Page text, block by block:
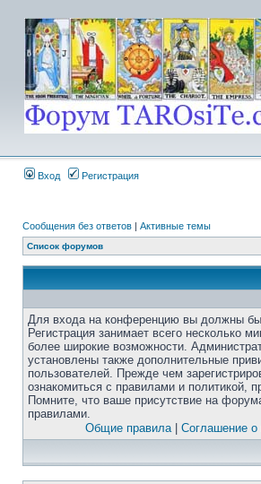
Вход Регистрация
Сообщения без ответов | Активные темы
Список форумов
Для входа на конференцию вы должны
Регистрация занимает всего несколько
более широкие возможности.
установлены также дополнительные
пользователей. Прежде чем
ознакомиться с правилами и политикой,
Помните, что ваше присутствие на
правилами.
Общие правила| Соглашение о